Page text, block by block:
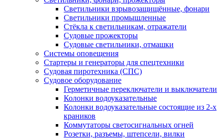
Светильники взрывозащищённые, фонари
Светильники промышленные
Стёкла к светильникам, отражатели
Судовые прожекторы
Судовые светильники, отмашки
Системы оповещения
Стартеры и генераторы для спецтехники
Судовая пиротехника (СПС)
Судовое оборудование
Герметичные переключатели и выключатели
Колонки водоуказательные
Колонки водоуказательные состоящие из 2-х
краников
Коммутаторы светосигнальных огней
Розетки, разъемы, штепсели, вилки